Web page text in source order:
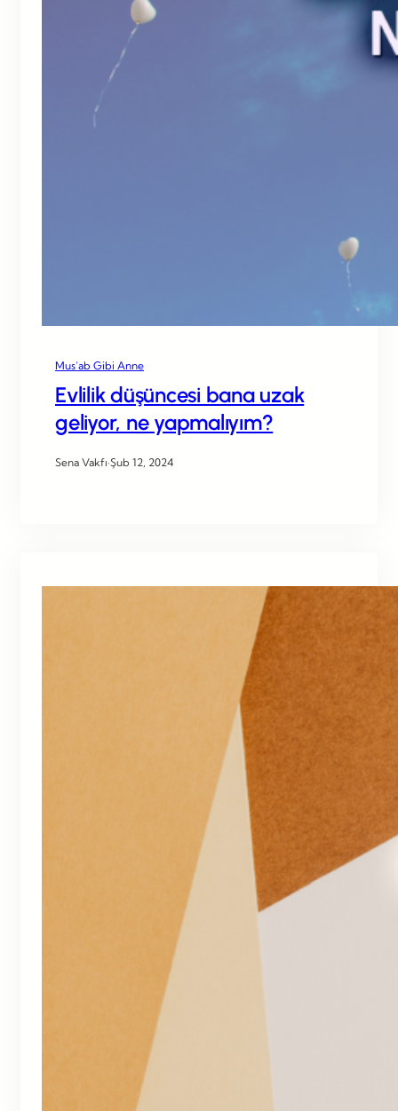
Mus’ab Gibi Anne
Evlilik düşüncesi bana uzak
geliyor, ne yapmalıyım?
Sena Vakfı·Şub 12, 2024